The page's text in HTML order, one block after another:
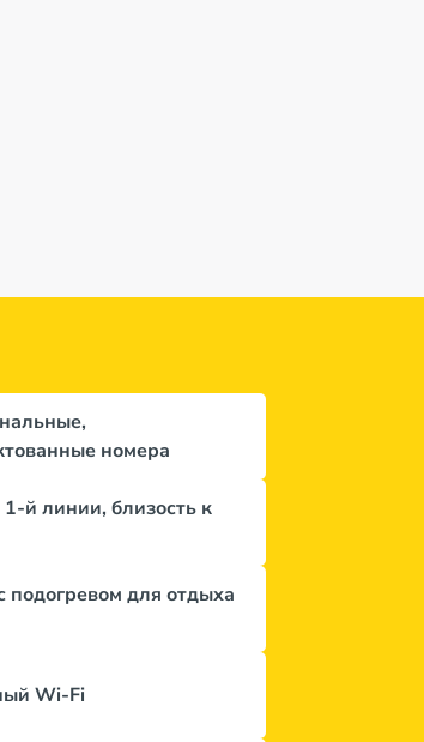
номера
й линии, близость к
подогревом для отдыха
Wi-Fi